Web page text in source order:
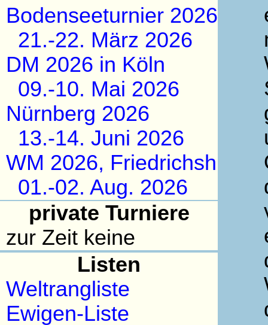
Bodenseeturnier 2026
21.-22. März 2026
DM 2026 in Köln
09.-10. Mai 2026
Nürnberg 2026
13.-14. Juni 2026
WM 2026, Friedrichsh
01.-02. Aug. 2026
private Turniere
zur Zeit keine
Listen
Weltrangliste
Ewigen-Liste